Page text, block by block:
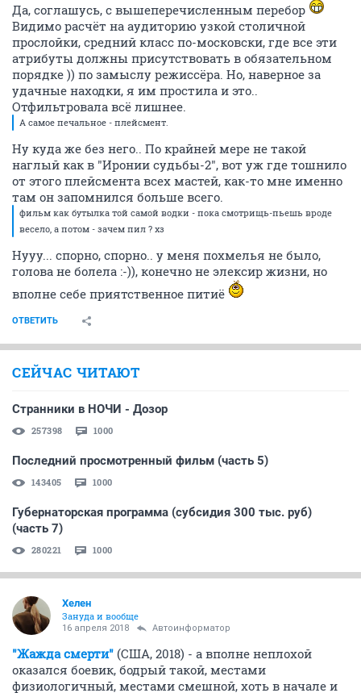
Да, соглашусь, с вышеперечисленным перебор
Видимо расчёт на аудиторию узкой столичной
прослойки, средний класс по-московски, где все эти
атрибуты должны присутствовать в обязательном
порядке )) по замыслу режиссёра. Но, наверное за
удачные находки, я им простила и это..
Отфильтровала всё лишнее.
А самое печальное - плейсмент.
Ну куда же без него.. По крайней мере не такой
наглый как в "Иронии судьбы-2", вот уж где тошнило
от этого плейсмента всех мастей, как-то мне именно
там он запомнился больше всего.
фильм как бутылка той самой водки - пока смотрищь-пьешь вроде
весело, а потом - зачем пил ? хз
Нууу... спорно, спорно.. у меня похмелья не было,
голова не болела :-)), конечно не элексир жизни, но
вполне себе приятственное питиё
ОТВЕТИТЬ
СЕЙЧАС ЧИТАЮТ
Странники в НОЧИ - Дозор
257398 1000
Последний просмотренный фильм (часть 5)
143405 1000
Губернаторская программа (субсидия 300 тыс. руб)
(часть 7)
280221 1000
Хелен
Зануда и вообще
16 апреля 2018 Автоинформатор
"Жажда смерти" (США, 2018) - а вполне неплохой
оказался боевик, бодрый такой, местами
физиологичный, местами смешной, хоть в начале и